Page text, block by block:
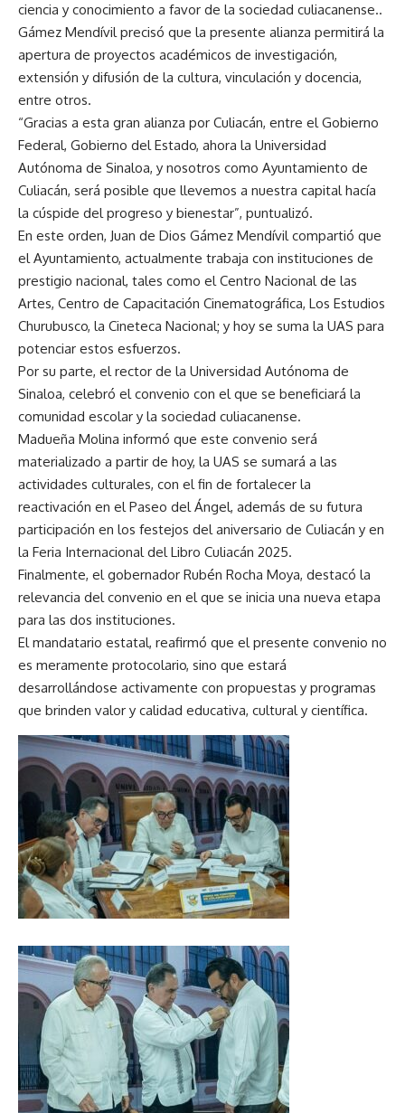
ciencia y conocimiento a favor de la sociedad culiacanense..
Gámez Mendívil precisó que la presente alianza permitirá la
apertura de proyectos académicos de investigación,
extensión y difusión de la cultura, vinculación y docencia,
entre otros.
“Gracias a esta gran alianza por Culiacán, entre el Gobierno
Federal, Gobierno del Estado, ahora la Universidad
Autónoma de Sinaloa, y nosotros como Ayuntamiento de
Culiacán, será posible que llevemos a nuestra capital hacía
la cúspide del progreso y bienestar”, puntualizó.
En este orden, Juan de Dios Gámez Mendívil compartió que
el Ayuntamiento, actualmente trabaja con instituciones de
prestigio nacional, tales como el Centro Nacional de las
Artes, Centro de Capacitación Cinematográfica, Los Estudios
Churubusco, la Cineteca Nacional; y hoy se suma la UAS para
potenciar estos esfuerzos.
Por su parte, el rector de la Universidad Autónoma de
Sinaloa, celebró el convenio con el que se beneficiará la
comunidad escolar y la sociedad culiacanense.
Madueña Molina informó que este convenio será
materializado a partir de hoy, la UAS se sumará a las
actividades culturales, con el fin de fortalecer la
reactivación en el Paseo del Ángel, además de su futura
participación en los festejos del aniversario de Culiacán y en
la Feria Internacional del Libro Culiacán 2025.
Finalmente, el gobernador Rubén Rocha Moya, destacó la
relevancia del convenio en el que se inicia una nueva etapa
para las dos instituciones.
El mandatario estatal, reafirmó que el presente convenio no
es meramente protocolario, sino que estará
desarrollándose activamente con propuestas y programas
que brinden valor y calidad educativa, cultural y científica.